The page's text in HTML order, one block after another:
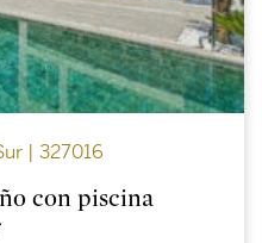
| 327016
con piscina